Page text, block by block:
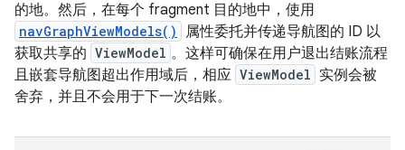
的地。然后，在每个 fragment 目的地中，使用
navGraphViewModels()
属性委托并传递导航图的 ID 以
获取共享的 ViewModel 。这样可确保在用户退出结账流程
且嵌套导航图超出作用域后，相应 ViewModel 实例会被
舍弃，并且不会用于下一次结账。